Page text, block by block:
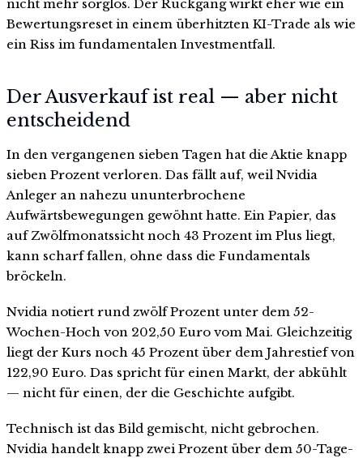
nicht mehr sorglos. Der Rückgang wirkt eher wie ein
Bewertungsreset in einem überhitzten KI-Trade als wie
ein Riss im fundamentalen Investmentfall.
Der Ausverkauf ist real — aber nicht
entscheidend
In den vergangenen sieben Tagen hat die Aktie knapp
sieben Prozent verloren. Das fällt auf, weil Nvidia
Anleger an nahezu ununterbrochene
Aufwärtsbewegungen gewöhnt hatte. Ein Papier, das
auf Zwölfmonatssicht noch 43 Prozent im Plus liegt,
kann scharf fallen, ohne dass die Fundamentals
bröckeln.
Nvidia notiert rund zwölf Prozent unter dem 52-
Wochen-Hoch von 202,50 Euro vom Mai. Gleichzeitig
liegt der Kurs noch 45 Prozent über dem Jahrestief von
122,90 Euro. Das spricht für einen Markt, der abkühlt
— nicht für einen, der die Geschichte aufgibt.
Technisch ist das Bild gemischt, nicht gebrochen.
Nvidia handelt knapp zwei Prozent über dem 50-Tage-